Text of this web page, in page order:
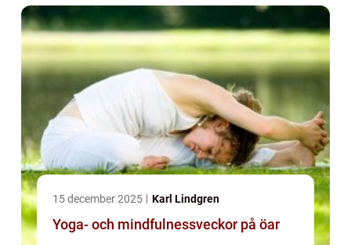
15 december 2025 Karl Lindgren
Yoga- och mindfulnessveckor på öar